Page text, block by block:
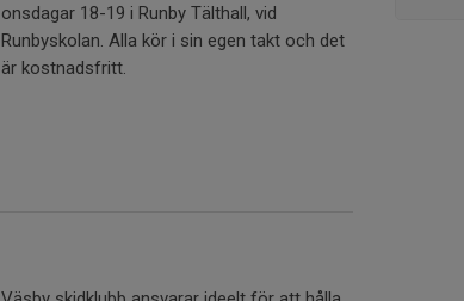
onsdagar 18-19 i Runby Tälthall, vid
Runbyskolan. Alla kör i sin egen takt och det
är kostnadsfritt.